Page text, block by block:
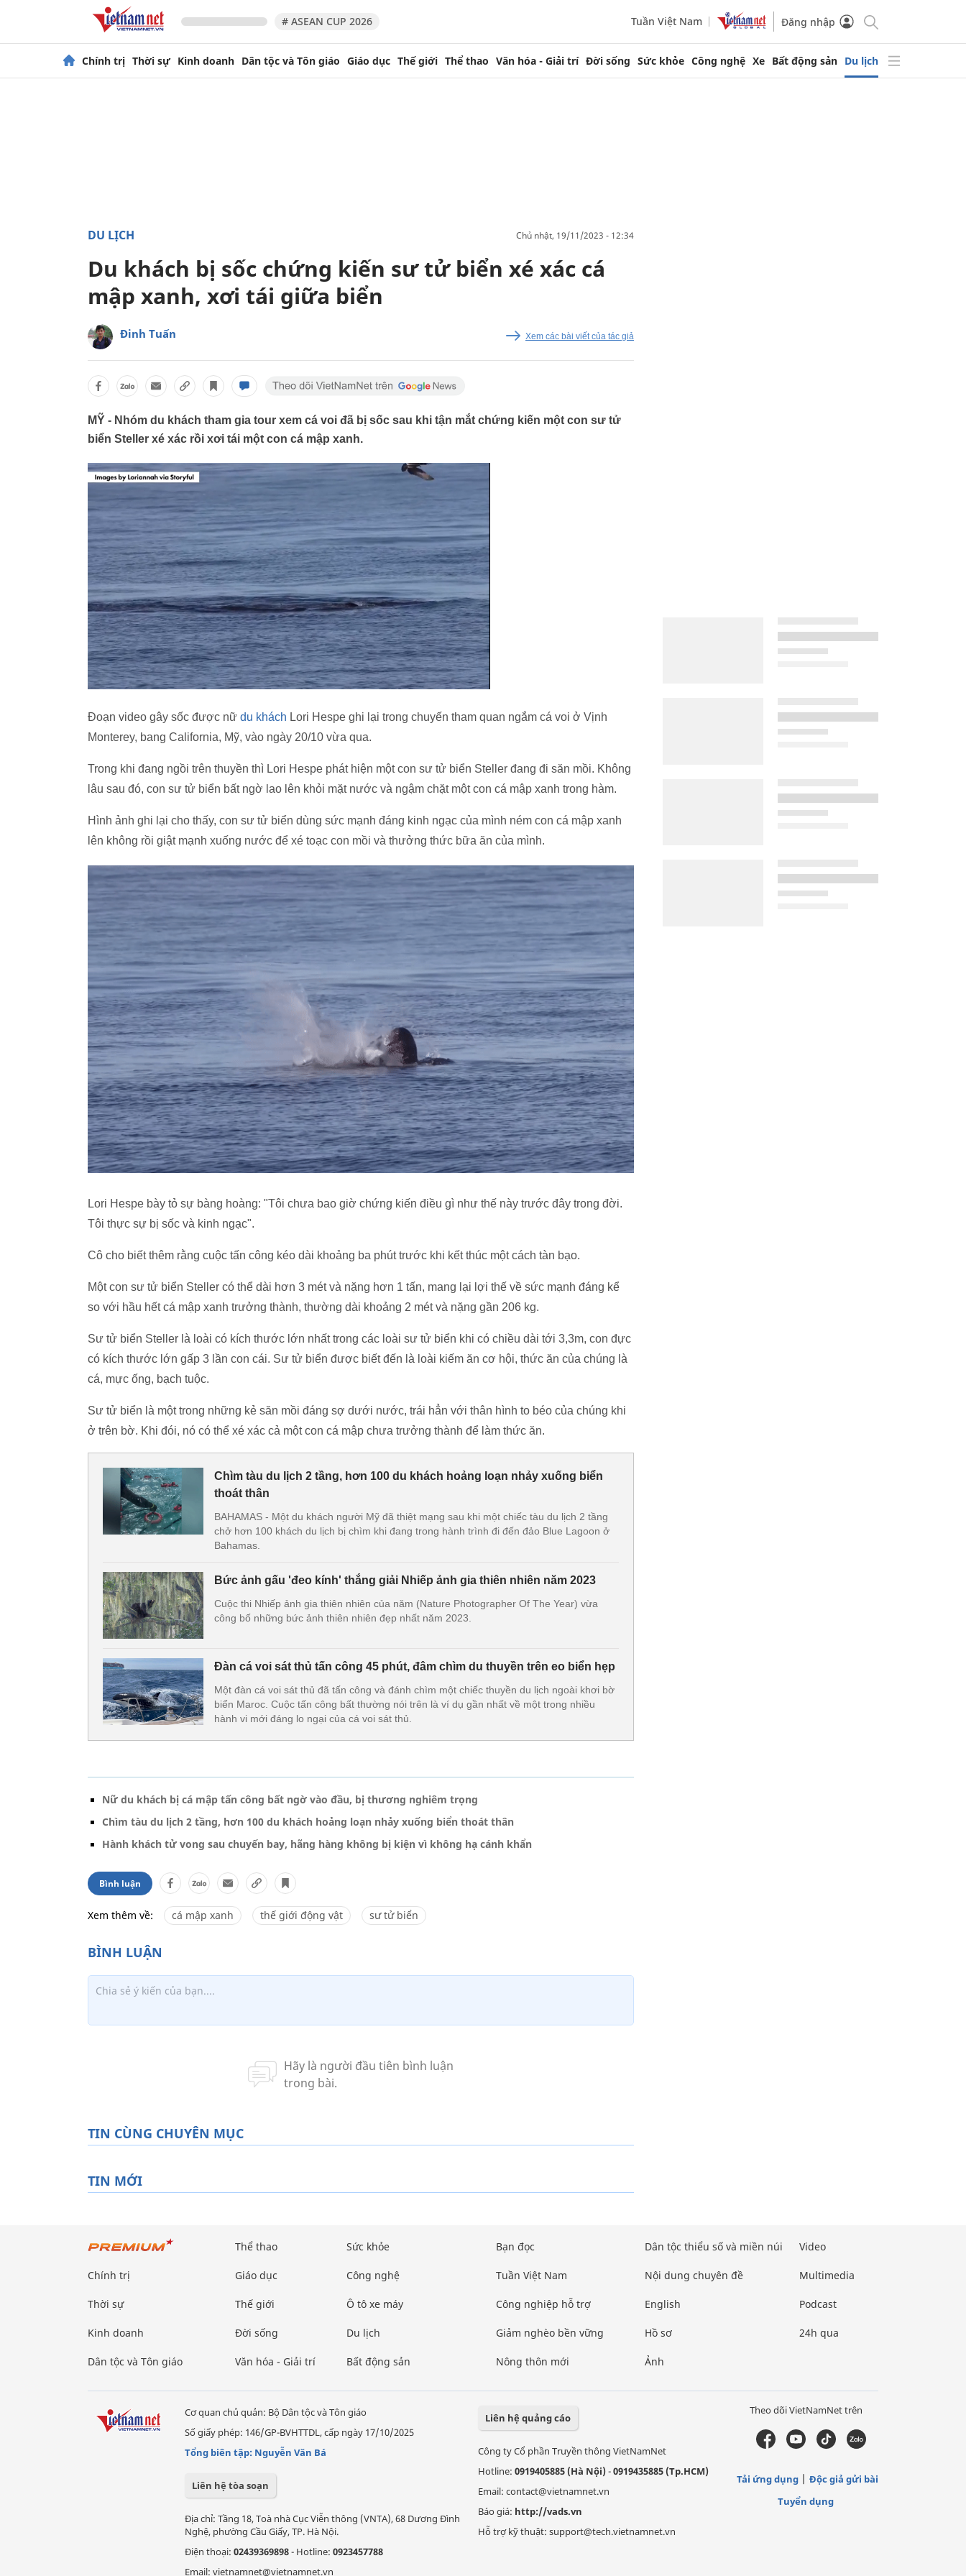
# ASEAN CUP 2026 Tuần Việt Nam Đăng nhập
Chính trị Thời sự Kinh doanh Dân tộc và Tôn giáo Giáo dục Thế giới Thể thao Văn hóa - Giải trí Đời sống Sức khỏe Công nghệ Xe Bất động sản Du lịch
DU LỊCH chủ nhật, 19/11/2023 - 12:34
Du khách bị sốc chứng kiến sư tử biển xé xác cá
mập xanh, xơi tái giữa biển
Đinh Tuấn Xem các bài viết của tác giả
MỸ - Nhóm du khách tham gia tour xem cá voi đã bị sốc sau khi tận mắt chứng kiến một con sư tử
biển Steller xé xác rồi xơi tái một con cá mập xanh.
Đoạn video gây sốc được nữ du khách Lori Hespe ghi lại trong chuyến tham quan ngắm cá voi ở Vịnh
Monterey, bang California, Mỹ, vào ngày 20/10 vừa qua.
Trong khi đang ngồi trên thuyền thì Lori Hespe phát hiện một con sư tử biển Steller đang đi săn mồi. Không
lâu sau đó, con sư tử biển bất ngờ lao lên khỏi mặt nước và ngậm chặt một con cá mập xanh trong hàm.
Hình ảnh ghi lại cho thấy, con sư tử biển dùng sức mạnh đáng kinh ngạc của mình ném con cá mập xanh
lên không rồi giật mạnh xuống nước để xé toạc con mồi và thưởng thức bữa ăn của mình.
Lori Hespe bày tỏ sự bàng hoàng: "Tôi chưa bao giờ chứng kiến ​​điều gì như thế này trước đây trong đời.
Tôi thực sự bị sốc và kinh ngạc".
Cô cho biết thêm rằng cuộc tấn công kéo dài khoảng ba phút trước khi kết thúc một cách tàn bạo.
Một con sư tử biển Steller có thể dài hơn 3 mét và nặng hơn 1 tấn, mang lại lợi thế về sức mạnh đáng kể
so với hầu hết cá mập xanh trưởng thành, thường dài khoảng 2 mét và nặng gần 206 kg.
Sư tử biển Steller là loài có kích thước lớn nhất trong các loài sư tử biển khi có chiều dài tới 3,3m, con đực
có kích thước lớn gấp 3 lần con cái. Sư tử biển được biết đến là loài kiếm ăn cơ hội, thức ăn của chúng là
cá, mực ống, bạch tuộc.
Sư tử biển là một trong những kẻ săn mồi đáng sợ dưới nước, trái hẳn với thân hình to béo của chúng khi
ở trên bờ. Khi đói, nó có thể xé xác cả một con cá mập chưa trưởng thành để làm thức ăn.
Chìm tàu du lịch 2 tầng, hơn 100 du khách hoảng loạn nhảy xuống biển
thoát thân
BAHAMAS - Một du khách người Mỹ đã thiệt mạng sau khi một chiếc tàu du lịch 2 tầng
chở hơn 100 khách du lịch bị chìm khi đang trong hành trình đi đến đảo Blue Lagoon ở
Bahamas.
Bức ảnh gấu 'đeo kính' thắng giải Nhiếp ảnh gia thiên nhiên năm 2023
Cuộc thi Nhiếp ảnh gia thiên nhiên của năm (Nature Photographer Of The Year) vừa
công bố những bức ảnh thiên nhiên đẹp nhất năm 2023.
Đàn cá voi sát thủ tấn công 45 phút, đâm chìm du thuyền trên eo biển hẹp
Một đàn cá voi sát thủ đã tấn công và đánh chìm một chiếc thuyền du lịch ngoài khơi bờ
biển Maroc. Cuộc tấn công bất thường nói trên là ví dụ gần nhất về một trong nhiều
hành vi mới đáng lo ngại của cá voi sát thủ.
Nữ du khách bị cá mập tấn công bất ngờ vào đầu, bị thương nghiêm trọng
Chìm tàu du lịch 2 tầng, hơn 100 du khách hoảng loạn nhảy xuống biển thoát thân
Hành khách tử vong sau chuyến bay, hãng hàng không bị kiện vì không hạ cánh khẩn
Bình luận
Xem thêm về: cá mập xanh thế giới động vật sư tử biển
TIN CÙNG CHUYÊN MỤC
TIN MỚI
Chính trị
Thời sự
Kinh doanh
Dân tộc và Tôn giáo
Thể thao
Giáo dục
Thế giới
Đời sống
Văn hóa - Giải trí
Sức khỏe
Công nghệ
Ô tô xe máy
Du lịch
Bất động sản
Bạn đọc
Tuần Việt Nam
Công nghiệp hỗ trợ
Giảm nghèo bền vững
Nông thôn mới
Dân tộc thiểu số và miền núi
Nội dung chuyên đề
English
Hồ sơ
Ảnh
Video
Multimedia
Podcast
24h qua
Cơ quan chủ quản: Bộ Dân tộc và Tôn giáo
Số giấy phép: 146/GP-BVHTTDL, cấp ngày 17/10/2025
Tổng biên tập: Nguyễn Văn Bá
Liên hệ tòa soạn
Địa chỉ: Tầng 18, Toà nhà Cục Viễn thông (VNTA), 68 Dương Đình
Nghệ, phường Cầu Giấy, TP. Hà Nội.
Điện thoại: 02439369898- Hotline: 0923457788
Email: vietnamnet@vietnamnet.vn
Liên hệ quảng cáo
Công ty Cổ phần Truyền thông VietNamNet
Hotline: 0919405885 (Hà Nội)-0919435885 (Tp.HCM)
Email: contact@vietnamnet.vn
Báo giá: http://vads.vn
Hỗ trợ kỹ thuật: support@tech.vietnamnet.vn
Theo dõi VietNamNet trên
Tải ứng dụng
Độc giả gửi bài
Tuyển dụng